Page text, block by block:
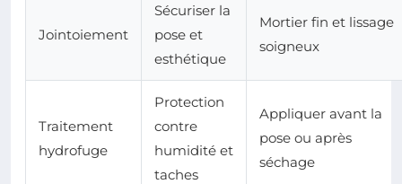
Jointoiement
Sécuriser la
pose et
esthétique
Mortier fin et lissage
soigneux
Traitement
hydrofuge
Protection
contre
humidité et
taches
Appliquer avant la
pose ou après
séchage